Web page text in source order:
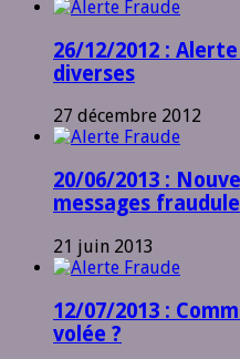
26/12/2012 :
diverses
27 décembre 2012
20/06/2013 :
messages
21 juin 2013
12/07/2013 :
volée ?